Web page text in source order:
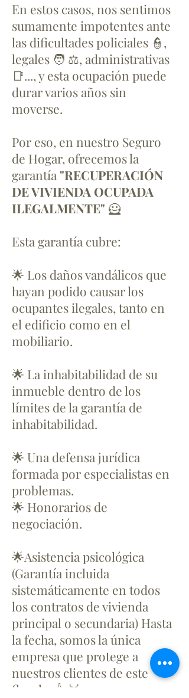
En estos casos, nos sentimos
sumamente impotentes ante
las dificultades policiales 👮,
legales 🧑 ⚖, administrativas
📑..., y esta ocupación puede
durar varios años sin
moverse.
Por eso, en nuestro Seguro
de Hogar, ofrecemos la
garantía "RECUPERACIÓN
DE VIVIENDA OCUPADA
ILEGALMENTE" 🦸
Esta garantía cubre:
🌟 Los daños vandálicos que
hayan podido causar los
ocupantes ilegales, tanto en
el edificio como en el
mobiliario.
🌟 La inhabitabilidad de su
inmueble dentro de los
límites de la garantía de
inhabitabilidad.
🌟 Una defensa jurídica
formada por especialistas en
problemas.
🌟 Honorarios de
negociación.
🌟Asistencia psicológica
(Garantía incluida
sistemáticamente en todos
los contratos de vivienda
principal o secundaria) Hasta
la fecha, somos la única
empresa que protege a
nuestros clientes de este
flagelo. 👍🥇